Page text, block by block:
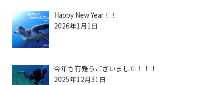
Happy New Year！！
2026年1月1日
今年も有難うございました！！！
2025年12月31日